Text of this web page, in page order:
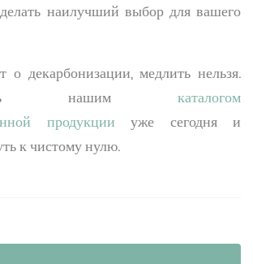
наилучший выбор для вашего
о декарбонизации, медлить нельзя.
нашим каталогом
продукции уже сегодня и
к чистому нулю.